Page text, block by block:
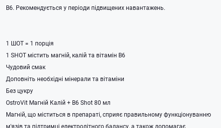
B6. Рекомендується у періоди підвищених навантажень.
1 ШОТ = 1 порція
1 SHOT містить магній, калій та вітамін B6
Чудовий смак
Доповніть необхідні мінерали та вітаміни
Без цукру
OstroVit Магній Калій + B6 Shot 80 мл
Магній, що міститься в препараті, сприяє правильному функціонуванню
м'язів та підтримці електролітного балансу, а також допомагає